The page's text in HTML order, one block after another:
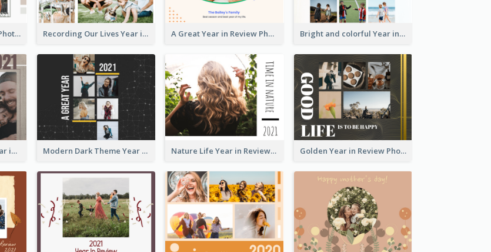
Family Year in Review Photo Book Recording Our Lives Year in Review Photo Book A Great Year in Review Photo Book Bright and colorful Year in Review Photo Book
Best Time Ever 2021 Year in Review Photo Book Modern Dark Theme Year in Review Photo Book Nature Life Year in Review Photo Book Golden Year in Review Photo Book